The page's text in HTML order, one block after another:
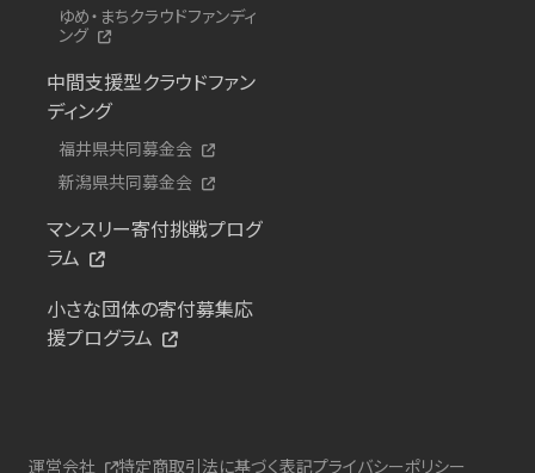
ゆめ・まちクラウドファンディ
ング
中間支援型クラウドファン
ディング
福井県共同募金会
新潟県共同募金会
マンスリー寄付挑戦プログ
ラム
小さな団体の寄付募集応
援プログラム
運営会社 特定商取引法に基づく表記プライバシーポリシー